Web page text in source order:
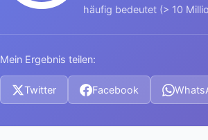
häufig bedeutet (> 10
Mein Ergebnis teilen:
Twitter Facebook